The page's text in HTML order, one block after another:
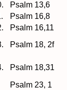
Psalm 13,6
Psalm 16,8
Psalm 16,11
Psalm 18, 2f
Psalm 18,31
Psalm 23, 1